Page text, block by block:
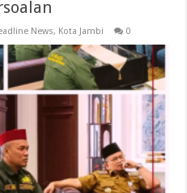
News, Kota Jambi 0